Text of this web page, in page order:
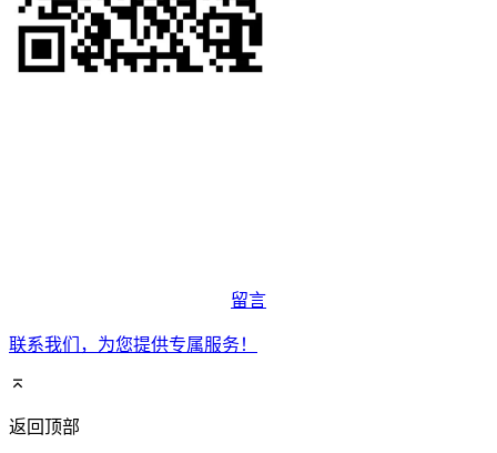
留言
联系我们，为您提供专属服务！
返回顶部